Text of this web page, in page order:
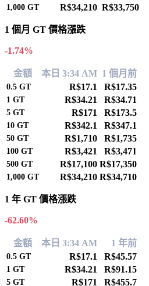
1,000 GT R$34,210 R$33,750
1 個月 GT 價格漲跌
-1.74%
金額 本日 3:34 AM 1 個月前
0.5 GT R$17.1 R$17.35
1 GT R$34.21 R$34.71
5 GT R$171 R$173.5
10 GT R$342.1 R$347.1
50 GT R$1,710 R$1,735
100 GT R$3,421 R$3,471
500 GT R$17,100 R$17,350
1,000 GT R$34,210 R$34,710
1 年 GT 價格漲跌
-62.60%
金額 本日 3:34 AM 1 年前
0.5 GT R$17.1 R$45.57
1 GT R$34.21 R$91.15
5 GT R$171 R$455.7